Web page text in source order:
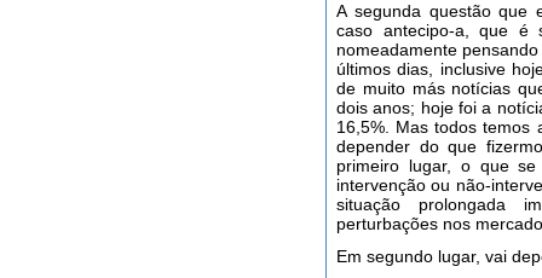
A segunda questão que
caso antecipo-a, que
nomeadamente
últimos dias, inclusive
de muito más notícias
dois anos; hoje foi a
16,5%. Mas todos temos
depender do que
primeiro lugar, o que
intervenção ou não-
situação prolongada
perturbações nos
Em segundo lugar, vai